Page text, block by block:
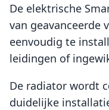
De elektrische
van geavanceerde
eenvoudig te
leidingen of
De radiator wordt
duidelijke